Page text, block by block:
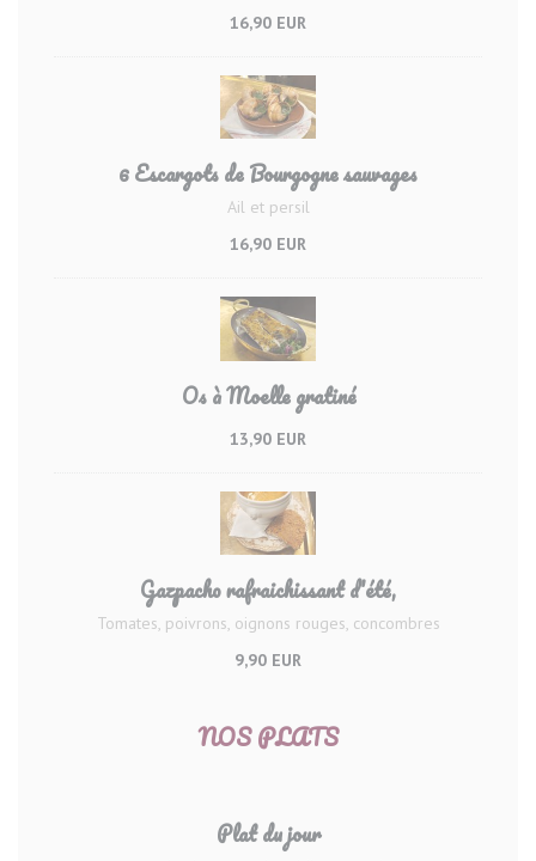
16,90 EUR
6 Escargots de Bourgogne sauvages
Ail et persil
16,90 EUR
Os à Moelle gratiné
13,90 EUR
Gazpacho rafraichissant d'été,
Tomates, poivrons, oignons rouges, concombres
9,90 EUR
NOS PLATS
Plat du jour